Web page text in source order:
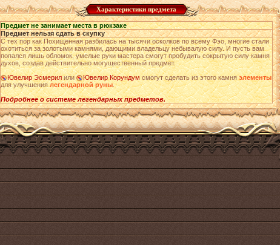
Характеристики предмета
Предмет не занимает места в рюкзаке
Предмет нельзя сдать в скупку
С тех пор как Похищенная разбилась на тысячи осколков по всему Фэо, многие стали
охотиться за золотыми камнями, дающими владельцу небывалую силу. И пусть вам
попался лишь обломок, умелые руки мастера смогут пробудить сокрытую силу камня
духов, создав действительно могущественный предмет.
Ювелир Эсмерилили Ювелир Корундумсмогут сделать из этого камняэлементы
для улучшениялегендарной руны.
Подробнее о системе легендарных предметов.